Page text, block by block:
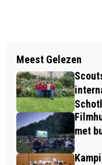
DIEREN
INTOCHT VAN
Meest Gelezen
met